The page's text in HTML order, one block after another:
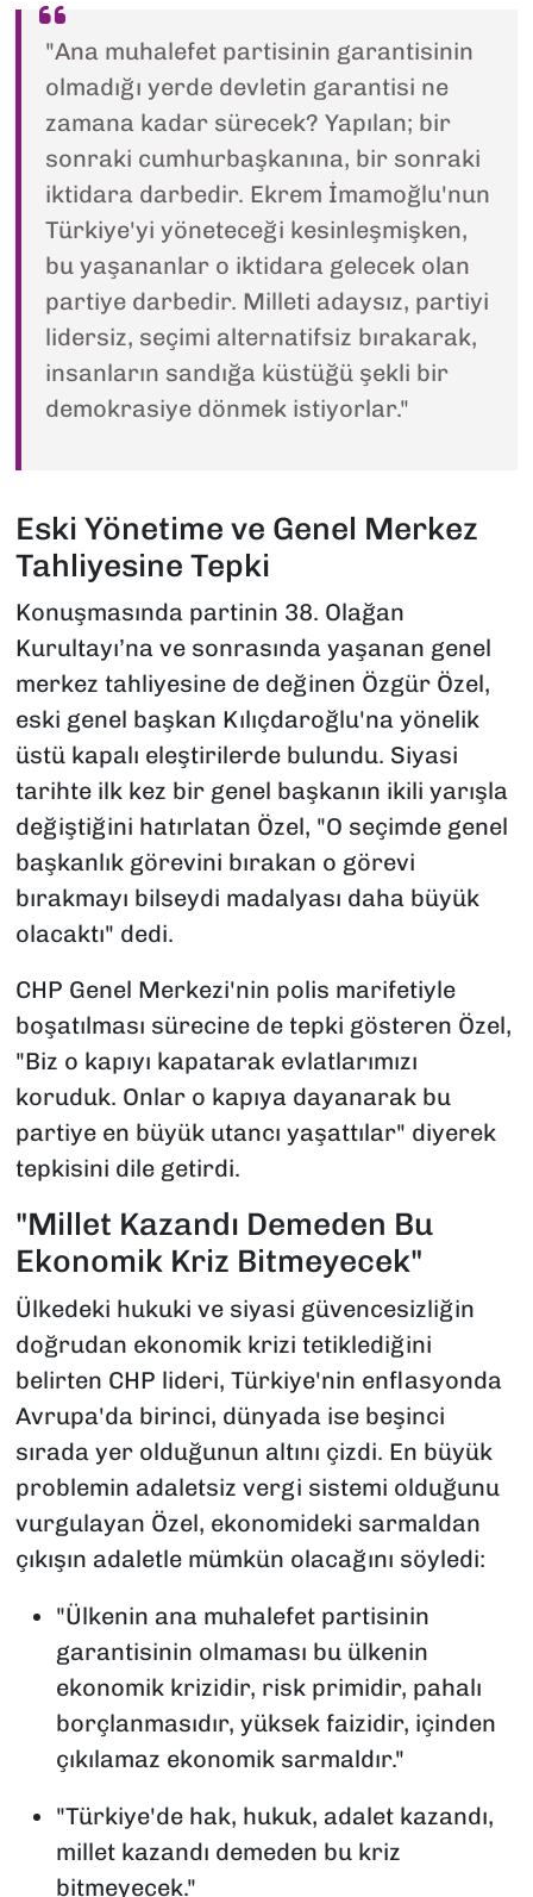
"Ana muhalefet partisinin garantisinin
olmadığı yerde devletin garantisi ne
zamana kadar sürecek? Yapılan; bir
sonraki cumhurbaşkanına, bir sonraki
iktidara darbedir. Ekrem İmamoğlu'nun
Türkiye'yi yöneteceği kesinleşmişken,
bu yaşananlar o iktidara gelecek olan
partiye darbedir. Milleti adaysız, partiyi
lidersiz, seçimi alternatifsiz bırakarak,
insanların sandığa küstüğü şekli bir
demokrasiye dönmek istiyorlar."
Eski Yönetime ve Genel Merkez
Tahliyesine Tepki
Konuşmasında partinin 38. Olağan
Kurultayı’na ve sonrasında yaşanan genel
merkez tahliyesine de değinen Özgür Özel,
eski genel başkan Kılıçdaroğlu'na yönelik
üstü kapalı eleştirilerde bulundu. Siyasi
tarihte ilk kez bir genel başkanın ikili yarışla
değiştiğini hatırlatan Özel, "O seçimde genel
başkanlık görevini bırakan o görevi
bırakmayı bilseydi madalyası daha büyük
olacaktı" dedi.
CHP Genel Merkezi'nin polis marifetiyle
boşatılması sürecine de tepki gösteren Özel,
"Biz o kapıyı kapatarak evlatlarımızı
koruduk. Onlar o kapıya dayanarak bu
partiye en büyük utancı yaşattılar" diyerek
tepkisini dile getirdi.
"Millet Kazandı Demeden Bu
Ekonomik Kriz Bitmeyecek"
Ülkedeki hukuki ve siyasi güvencesizliğin
doğrudan ekonomik krizi tetiklediğini
belirten CHP lideri, Türkiye'nin enflasyonda
Avrupa'da birinci, dünyada ise beşinci
sırada yer olduğunun altını çizdi. En büyük
problemin adaletsiz vergi sistemi olduğunu
vurgulayan Özel, ekonomideki sarmaldan
çıkışın adaletle mümkün olacağını söyledi:
"Ülkenin ana muhalefet partisinin
garantisinin olmaması bu ülkenin
ekonomik krizidir, risk primidir, pahalı
borçlanmasıdır, yüksek faizidir, içinden
çıkılamaz ekonomik sarmaldır."
"Türkiye'de hak, hukuk, adalet kazandı,
millet kazandı demeden bu kriz
bitmeyecek."